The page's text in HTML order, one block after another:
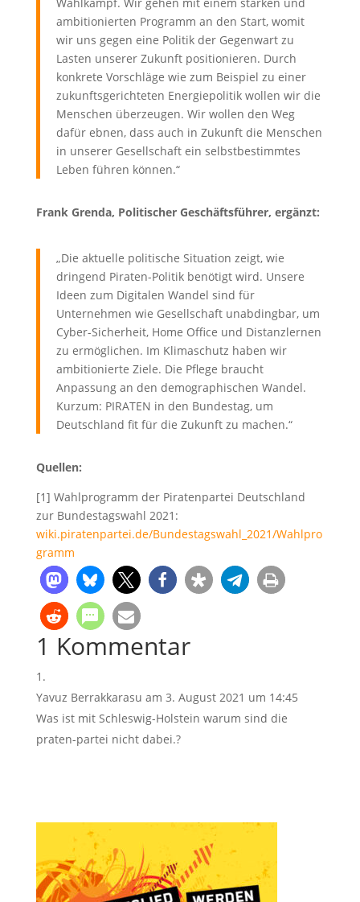
ambitionierten Programm an den Start, womit
wir uns gegen eine Politik der Gegenwart zu
Lasten unserer Zukunft positionieren. Durch
konkrete Vorschläge wie zum Beispiel zu einer
zukunftsgerichteten Energiepolitik wollen wir die
Menschen überzeugen. Wir wollen den Weg
dafür ebnen, dass auch in Zukunft die Menschen
in unserer Gesellschaft ein selbstbestimmtes
Leben führen können.“
Frank Grenda, Politischer Geschäftsführer, ergänzt:
„Die aktuelle politische Situation zeigt, wie
dringend Piraten-Politik benötigt wird. Unsere
Ideen zum Digitalen Wandel sind für
Unternehmen wie Gesellschaft unabdingbar, um
Cyber-Sicherheit, Home Office und Distanzlernen
zu ermöglichen. Im Klimaschutz haben wir
ambitionierte Ziele. Die Pflege braucht
Anpassung an den demographischen Wandel.
Kurzum: PIRATEN in den Bundestag, um
Deutschland fit für die Zukunft zu machen.“
Quellen:
[1] Wahlprogramm der Piratenpartei Deutschland
zur Bundestagswahl 2021:
wiki.piratenpartei.de/Bundestagswahl_2021/Wahlpro
gramm
1 Kommentar
Yavuz Berrakkarasu am 3. August 2021 um 14:45
Was ist mit Schleswig-Holstein warum sind die
praten-partei nicht dabei.?